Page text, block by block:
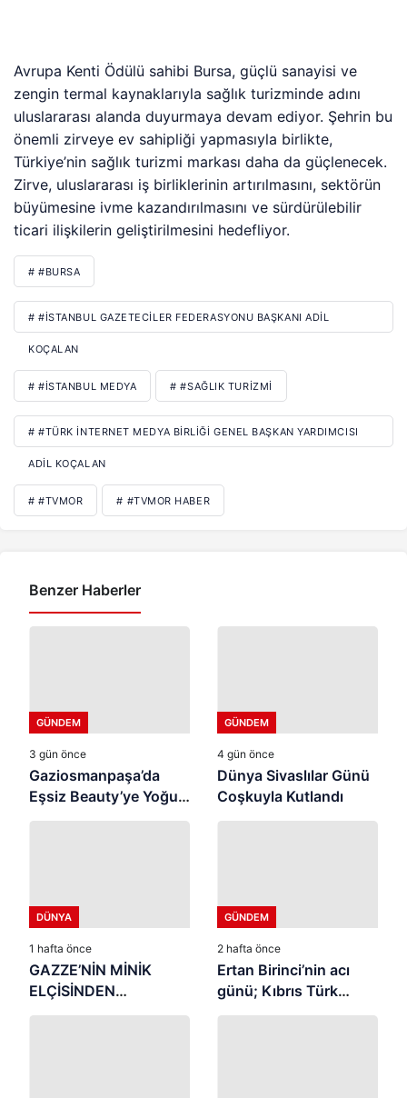
Avrupa Kenti Ödülü sahibi Bursa, güçlü sanayisi ve
zengin termal kaynaklarıyla sağlık turizminde adını
uluslararası alanda duyurmaya devam ediyor. Şehrin bu
önemli zirveye ev sahipliği yapmasıyla birlikte,
Türkiye’nin sağlık turizmi markası daha da güçlenecek.
Zirve, uluslararası iş birliklerinin artırılmasını, sektörün
büyümesine ivme kazandırılmasını ve sürdürülebilir
ticari ilişkilerin geliştirilmesini hedefliyor.
# #BURSA
# #İSTANBUL GAZETECILER FEDERASYONU BAŞKANI ADIL
KOÇALAN
# #İSTANBUL MEDYA # #SAĞLIK TURIZMI
# #TÜRK İNTERNET MEDYA BIRLIĞI GENEL BAŞKAN YARDIMCISI
ADIL KOÇALAN
# #TVMOR # #TVMOR HABER
Benzer Haberler
GÜNDEM
3 gün önce
Gaziosmanpaşa’da
Eşsiz Beauty’ye Yoğun
İlgi ⭐
GÜNDEM
4 gün önce
Dünya Sivaslılar Günü
Coşkuyla Kutlandı
DÜNYA
1 hafta önce
GAZZE’NİN MİNİK
ELÇİSİNDEN
İSTANBUL’DA
GÜNDEM
2 hafta önce
Ertan Birinci’nin acı
günü; Kıbrıs Türk
halkının mücahit ruhlu